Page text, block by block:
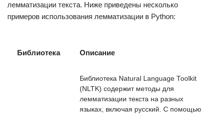
лемматизации текста. Ниже приведены несколько
примеров использования лемматизации в Python:
Библиотека Описание
Библиотека Natural Language Toolkit
(NLTK) содержит методы для
лемматизации текста на разных
языках, включая русский. С помощью